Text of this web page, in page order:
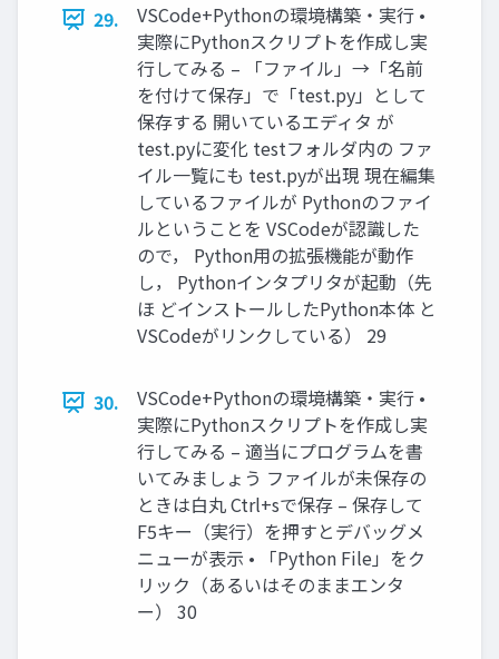
29.
VSCode+Pythonの環境構築・実行 •
実際にPythonスクリプトを作成し実
行してみる – 「ファイル」→「名前
を付けて保存」で「test.py」として
保存する 開いているエディタ が
test.pyに変化 testフォルダ内の ファ
イル一覧にも test.pyが出現 現在編集
しているファイルが Pythonのファイ
ルということを VSCodeが認識した
ので， Python用の拡張機能が動作
し， Pythonインタプリタが起動（先
ほ どインストールしたPython本体 と
VSCodeがリンクしている） 29
30.
VSCode+Pythonの環境構築・実行 •
実際にPythonスクリプトを作成し実
行してみる – 適当にプログラムを書
いてみましょう ファイルが未保存の
ときは白丸 Ctrl+sで保存 – 保存して
F5キー（実行）を押すとデバッグメ
ニューが表示 • 「Python File」をク
リック（あるいはそのままエンタ
ー） 30